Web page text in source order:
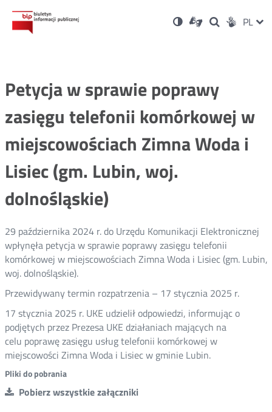
Ustawienia
Wersja
kontrastowa
Dla
niesłyszących
OtwórzOtwórz
w
Otwórz
w
Social PL
Petycja w sprawie poprawy
zasięgu telefonii komórkowej w
miejscowościach Zimna Woda i
Lisiec (gm. Lubin, woj.
dolnośląskie)
29 października 2024 r. do Urzędu Komunikacji Elektronicznej
wpłynęła petycja w sprawie poprawy zasięgu telefonii
komórkowej w miejscowościach Zimna Woda i Lisiec (gm. Lubin,
woj. dolnośląskie).
Przewidywany termin rozpatrzenia – 17 stycznia 2025 r.
17 stycznia 2025 r. UKE udzielił odpowiedzi, informując o
podjętych przez Prezesa UKE działaniach mających na
celu poprawę zasięgu usług telefonii komórkowej w
miejscowości Zimna Woda i Lisiec w gminie Lubin.
Pliki do pobrania
Pobierz wszystkie załączniki